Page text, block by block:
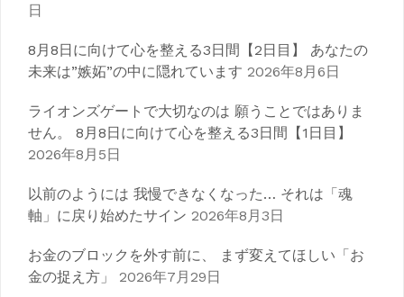
ョ
ン
日
8月8日に向けて心を整える3日間【2日目】 あなたの
未来は”嫉妬”の中に隠れています 2026年8月6日
ライオンズゲートで大切なのは 願うことではありま
せん。 8月8日に向けて心を整える3日間【1日目】
2026年8月5日
以前のようには 我慢できなくなった… それは「魂
軸」に戻り始めたサイン 2026年8月3日
お金のブロックを外す前に、 まず変えてほしい「お
金の捉え方」
2026年7月29日